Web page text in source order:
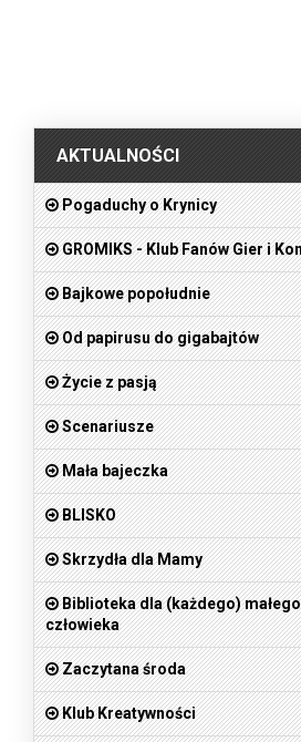
AKTUALNOŚCI
Pogaduchy o Krynicy
GROMIKS - Klub Fanów Gier i
Bajkowe popołudnie
Od papirusu do gigabajtów
Życie z pasją
Scenariusze
Mała bajeczka
BLISKO
Skrzydła dla Mamy
Biblioteka dla (każdego)
człowieka
Zaczytana środa
Klub Kreatywności